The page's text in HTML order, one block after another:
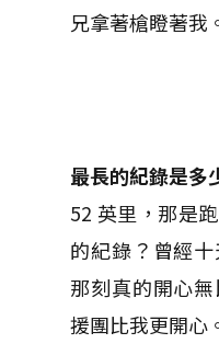
兄拿著槍瞪著我
最長的紀錄是多
52 英里，那是
的紀錄？曾經
那刻真的開心
援團比我更開心